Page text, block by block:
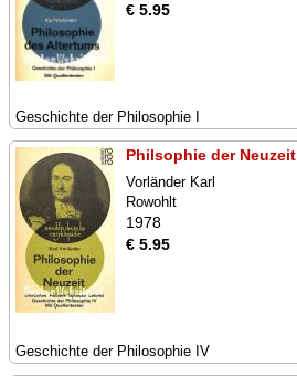
€ 5.95
Geschichte der Philosophie I
Philsophie der Neuzeit
Vorländer Karl
Rowohlt
1978
€ 5.95
Geschichte der Philosophie IV